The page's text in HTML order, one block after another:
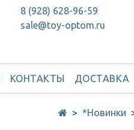
8 (928) 628-96-59
sale@toy-optom.ru
КОНТАКТЫ ДОСТАВКА
*Новинки